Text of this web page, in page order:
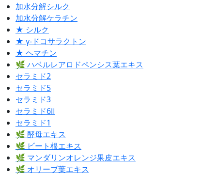
加水分解シルク
加水分解ケラチン
★ シルク
★ γ-ドコサラクトン
★ ヘマチン
🌿 ハベルレアロドペンシス葉エキス
セラミド2
セラミド5
セラミド3
セラミド6Ⅱ
セラミド1
🌿 酵母エキス
🌿 ビート根エキス
🌿 マンダリンオレンジ果皮エキス
🌿 オリーブ葉エキス